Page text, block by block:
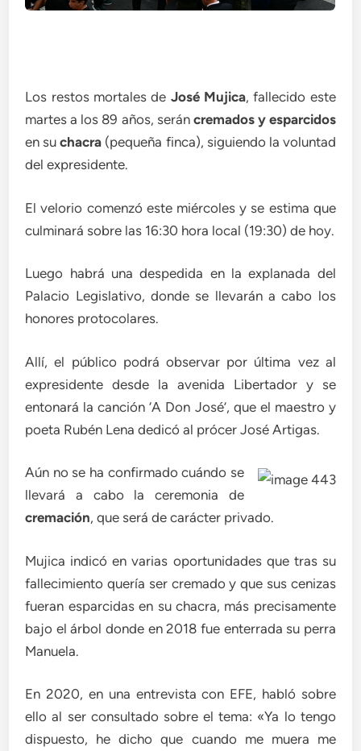
Los restos mortales de José Mujica, fallecido este
martes a los 89 años, seráncremados y esparcidos
en suchacra (pequeña finca), siguiendo la voluntad
del expresidente.
El velorio comenzó este miércoles y se estima que
culminará sobre las 16:30 hora local (19:30) de hoy.
Luego habrá una despedida en la explanada del
Palacio Legislativo, donde se llevarán a cabo los
honores protocolares.
Allí, el público podrá observar por última vez al
expresidente desde la avenida Libertador y se
entonará la canción ‘A Don José’, que el maestro y
poeta Rubén Lena dedicó al prócer José Artigas.
Aún no se ha confirmado cuándo se
llevará a cabo la ceremonia de
cremación, que será de carácter privado.
Mujica indicó en varias oportunidades que tras su
fallecimiento quería ser cremado y que sus cenizas
fueran esparcidas en su chacra, más precisamente
bajo el árbol donde en 2018 fue enterrada su perra
Manuela.
En 2020, en una entrevista con EFE, habló sobre
ello al ser consultado sobre el tema: «Ya lo tengo
dispuesto, he dicho que cuando me muera me